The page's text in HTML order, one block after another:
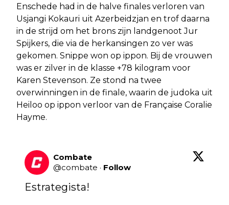
Enschede had in de halve finales verloren van
Usjangi Kokauri uit Azerbeidzjan en trof daarna
in de strijd om het brons zijn landgenoot Jur
Spijkers, die via de herkansingen zo ver was
gekomen. Snippe won op ippon. Bij de vrouwen
was er zilver in de klasse +78 kilogram voor
Karen Stevenson. Ze stond na twee
overwinningen in de finale, waarin de judoka uit
Heiloo op ippon verloor van de Française Coralie
Hayme.
Combate
@combate · Follow
Estrategista!